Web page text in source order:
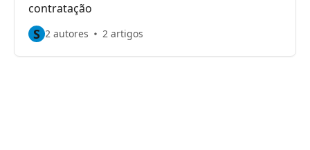
contratação
S 2 autores 2 artigos